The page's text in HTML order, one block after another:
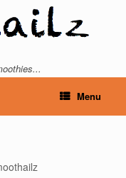
Menu